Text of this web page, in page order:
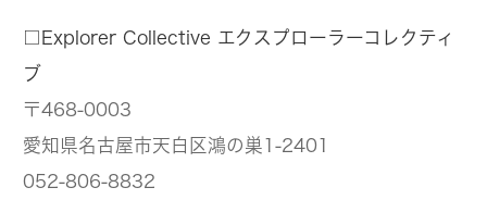
□Explorer Collective エクスプローラーコレクティ
ブ
〒468-0003
愛知県名古屋市天白区鴻の巣1-2401
052-806-8832